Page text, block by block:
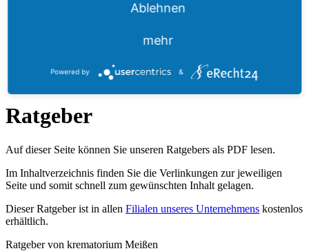
Wissenswertes
Ratgeber
Auf dieser Seite können Sie unseren Ratgebers als PDF lesen.
Im Inhaltverzeichnis finden Sie die Verlinkungen zur jeweiligen
Seite und somit schnell zum gewünschten Inhalt gelagen.
Dieser Ratgeber ist in allen Filialen unseres Unternehmens kostenlos
erhältlich.
Ratgeber von krematorium Meißen
Ablehnen
mehr
Powered by &